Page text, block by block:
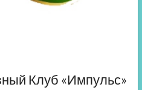
Клуб «Импульс»